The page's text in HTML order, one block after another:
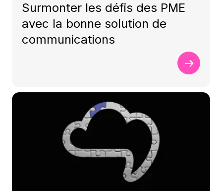
Surmonter les défis des PME
avec la bonne solution de
communications